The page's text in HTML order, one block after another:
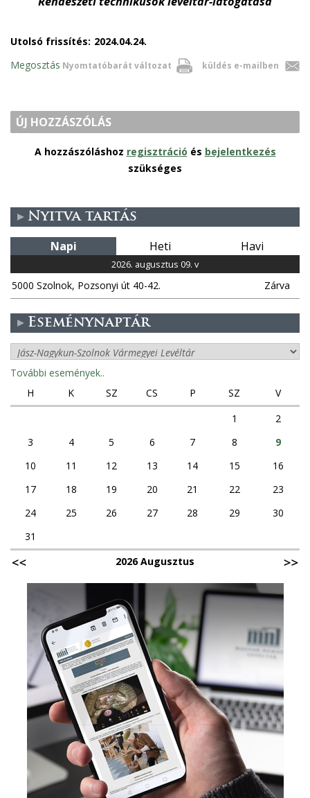
Utolsó frissítés: 2024.04.24.
Nyomtatóbarát változat küldés e-mailben
Megosztás
ÚJ HOZZÁSZÓLÁS
A hozzászóláshoz regisztráció és bejelentkezés
szükséges
Nyitva tartás
Napi Heti Havi
2026. augusztus 09. v
5000 Szolnok, Pozsonyi út 40-42. Zárva
Eseménynaptár
További események..
H
K SZ CS P SZ
V
1
2
3
4 5 6 7 8
9
10
11 12 13 14 15
16
17
18 19 20 21 22
23
24
25 26 27 28 29
30
31
2026 Augusztus